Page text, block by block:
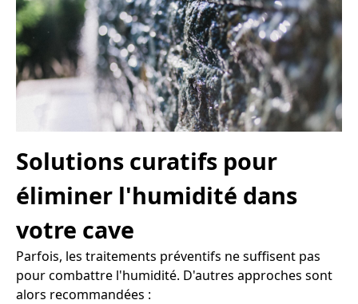
Solutions curatifs pour
éliminer l'humidité dans
votre cave
Parfois, les traitements préventifs ne suffisent pas
pour combattre l'humidité. D'autres approches sont
alors recommandées :